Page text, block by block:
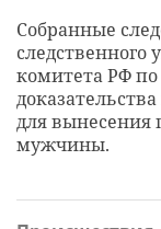
Собранные
следственного
комитета РФ по
для вынесения
мужчины.